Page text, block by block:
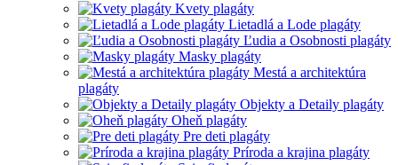
Kvety plagáty
Lietadlá a Lode plagáty
Ľudia a Osobnosti plagáty
Masky plagáty
Mestá a architektúra
plagáty
Objekty a Detaily plagáty
Oheň plagáty
Pre deti plagáty
Príroda a krajina plagáty